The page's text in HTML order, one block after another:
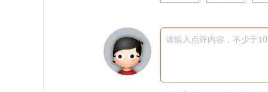
请输入点评内容，不少于